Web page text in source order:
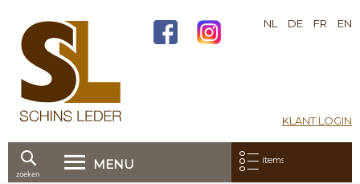
KLANT LOGIN
NL DE FR EN
MENU Mijn bestelling:
items
zoeken